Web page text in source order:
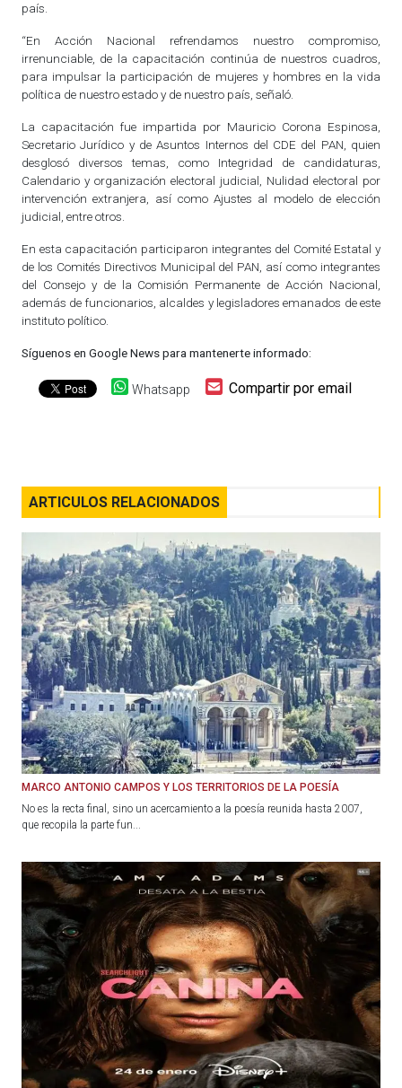
país.
“En Acción Nacional refrendamos nuestro compromiso,
irrenunciable, de la capacitación continúa de nuestros cuadros,
para impulsar la participación de mujeres y hombres en la vida
política de nuestro estado y de nuestro país, señaló.
La capacitación fue impartida por Mauricio Corona Espinosa,
Secretario Jurídico y de Asuntos Internos del CDE del PAN, quien
desglosó diversos temas, como Integridad de candidaturas,
Calendario y organización electoral judicial, Nulidad electoral por
intervención extranjera, así como Ajustes al modelo de elección
judicial, entre otros.
En esta capacitación participaron integrantes del Comité Estatal y
de los Comités Directivos Municipal del PAN, así como integrantes
del Consejo y de la Comisión Permanente de Acción Nacional,
además de funcionarios, alcaldes y legisladores emanados de este
instituto político.
Síguenos en Google News para mantenerte informado:
Whatsapp Compartir por email
ARTICULOS RELACIONADOS
MARCO ANTONIO CAMPOS Y LOS TERRITORIOS DE LA POESÍA
No es la recta final, sino un acercamiento a la poesía reunida hasta 2007,
que recopila la parte fun...